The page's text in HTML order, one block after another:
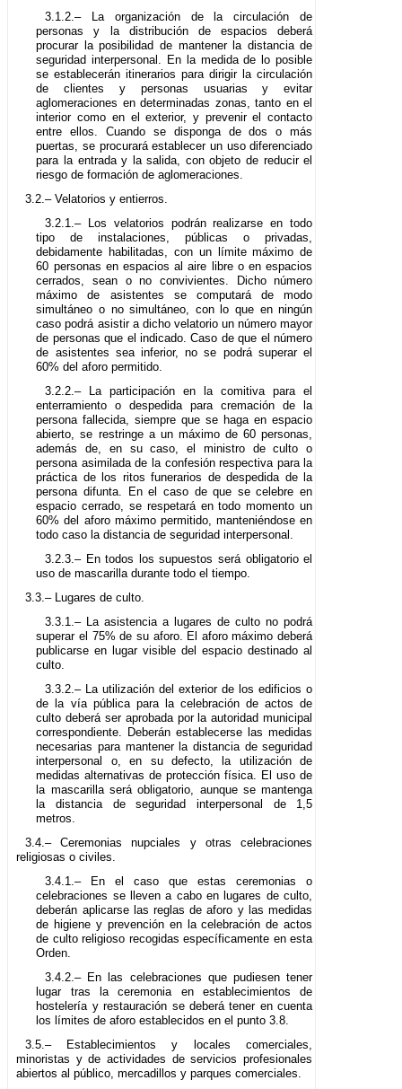
3.1.2.– La organización de la circulación de
personas y la distribución de espacios deberá
procurar la posibilidad de mantener la distancia de
seguridad interpersonal. En la medida de lo posible
se establecerán itinerarios para dirigir la circulación
de clientes y personas usuarias y evitar
aglomeraciones en determinadas zonas, tanto en el
interior como en el exterior, y prevenir el contacto
entre ellos. Cuando se disponga de dos o más
puertas, se procurará establecer un uso diferenciado
para la entrada y la salida, con objeto de reducir el
riesgo de formación de aglomeraciones.
3.2.– Velatorios y entierros.
3.2.1.– Los velatorios podrán realizarse en todo
tipo de instalaciones, públicas o privadas,
debidamente habilitadas, con un límite máximo de
60 personas en espacios al aire libre o en espacios
cerrados, sean o no convivientes. Dicho número
máximo de asistentes se computará de modo
simultáneo o no simultáneo, con lo que en ningún
caso podrá asistir a dicho velatorio un número mayor
de personas que el indicado. Caso de que el número
de asistentes sea inferior, no se podrá superar el
60% del aforo permitido.
3.2.2.– La participación en la comitiva para el
enterramiento o despedida para cremación de la
persona fallecida, siempre que se haga en espacio
abierto, se restringe a un máximo de 60 personas,
además de, en su caso, el ministro de culto o
persona asimilada de la confesión respectiva para la
práctica de los ritos funerarios de despedida de la
persona difunta. En el caso de que se celebre en
espacio cerrado, se respetará en todo momento un
60% del aforo máximo permitido, manteniéndose en
todo caso la distancia de seguridad interpersonal.
3.2.3.– En todos los supuestos será obligatorio el
uso de mascarilla durante todo el tiempo.
3.3.– Lugares de culto.
3.3.1.– La asistencia a lugares de culto no podrá
superar el 75% de su aforo. El aforo máximo deberá
publicarse en lugar visible del espacio destinado al
culto.
3.3.2.– La utilización del exterior de los edificios o
de la vía pública para la celebración de actos de
culto deberá ser aprobada por la autoridad municipal
correspondiente. Deberán establecerse las medidas
necesarias para mantener la distancia de seguridad
interpersonal o, en su defecto, la utilización de
medidas alternativas de protección física. El uso de
la mascarilla será obligatorio, aunque se mantenga
la distancia de seguridad interpersonal de 1,5
metros.
3.4.– Ceremonias nupciales y otras celebraciones
religiosas o civiles.
3.4.1.– En el caso que estas ceremonias o
celebraciones se lleven a cabo en lugares de culto,
deberán aplicarse las reglas de aforo y las medidas
de higiene y prevención en la celebración de actos
de culto religioso recogidas específicamente en esta
Orden.
3.4.2.– En las celebraciones que pudiesen tener
lugar tras la ceremonia en establecimientos de
hostelería y restauración se deberá tener en cuenta
los límites de aforo establecidos en el punto 3.8.
3.5.– Establecimientos y locales comerciales,
minoristas y de actividades de servicios profesionales
abiertos al público, mercadillos y parques comerciales.